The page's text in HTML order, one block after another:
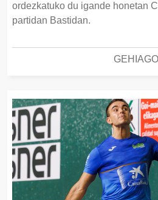
ordezkatuko du igande honetan
partidan Bastidan.
GEHIAGO